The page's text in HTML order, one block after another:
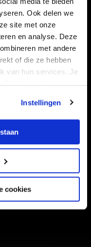
Ook delen we
site met onze
en analyse. Deze
met andere
of die ze hebben
van hun services. Je
Cookiepagina.
Instellingen
cookies